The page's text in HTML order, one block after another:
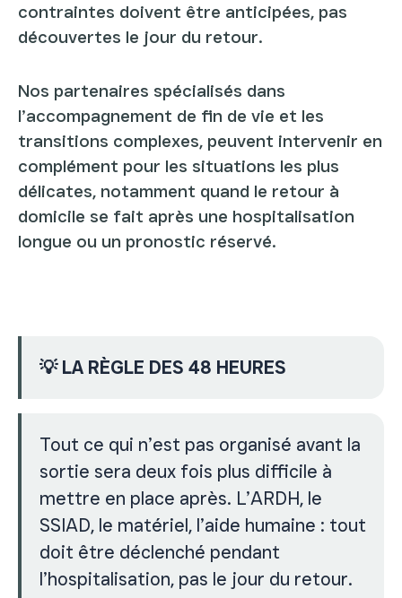
contraintes doivent être anticipées, pas
découvertes le jour du retour.
Nos partenaires spécialisés dans
l’accompagnement de fin de vie et les
transitions complexes, peuvent intervenir en
complément pour les situations les plus
délicates, notamment quand le retour à
domicile se fait après une hospitalisation
longue ou un pronostic réservé.
💡 LA RÈGLE DES 48 HEURES
Tout ce qui n’est pas organisé avant la
sortie sera deux fois plus difficile à
mettre en place après. L’ARDH, le
SSIAD, le matériel, l’aide humaine : tout
doit être déclenché pendant
l’hospitalisation, pas le jour du retour.